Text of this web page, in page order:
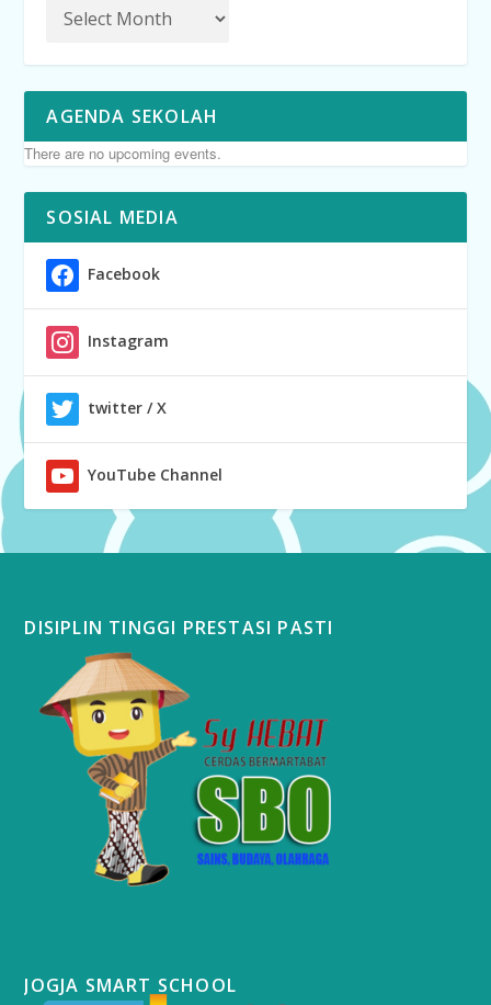
AGENDA SEKOLAH
There are no upcoming events.
SOSIAL MEDIA
Facebook
Instagram
twitter / X
YouTube Channel
DISIPLIN TINGGI PRESTASI PASTI
JOGJA SMART SCHOOL